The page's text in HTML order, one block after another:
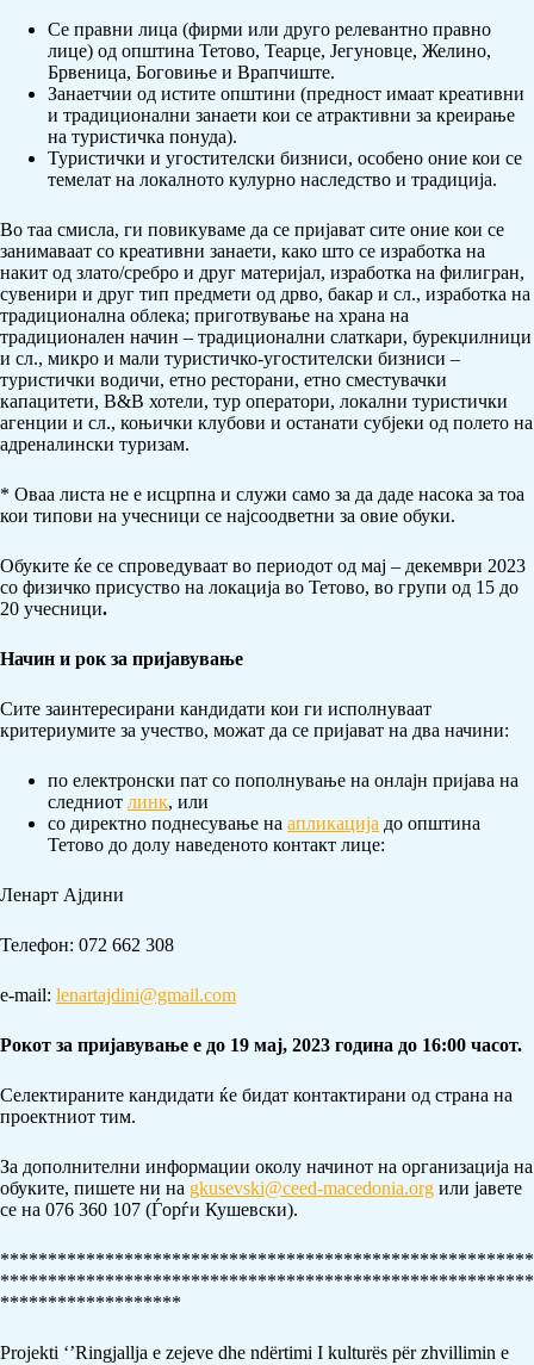
Се правни лица (фирми или друго релевантно правно
лице) од општина Тетово, Теарце, Јегуновце, Желино,
Брвеница, Боговиње и Врапчиште.
Занаетчии од истите општини (предност имаат креативни
и традиционални занаети кои се атрактивни за креирање
на туристичка понуда).
Туристички и угостителски бизниси, особено оние кои се
темелат на локалното кулурно наследство и традиција.
Во таа смисла, ги повикуваме да се пријават сите оние кои се
занимаваат со креативни занаети, како што се изработка на
накит од злато/сребро и друг материјал, изработка на филигран,
сувенири и друг тип предмети од дрво, бакар и сл., изработка на
традиционална облека; приготвување на храна на
традиционален начин – традиционални слаткари, бурекџилници
и сл., микро и мали туристичко-угостителски бизниси –
туристички водичи, етно ресторани, етно сместувачки
капацитети, B&B хотели, тур оператори, локални туристички
агенции и сл., коњички клубови и останати субјеки од полето на
адреналински туризам.
* Оваа листа не е исцрпна и служи само за да даде насока за тоа
кои типови на учесници се најсоодветни за овие обуки.
Обуките ќе се спроведуваат во периодот од мај – декември 2023
со физичко присуство на локација во Тетово, во групи од 15 до
20 учесници.
Начин и рок за пријавување
Сите заинтересирани кандидати кои ги исполнуваат
критериумите за учество, можат да се пријават на два начини:
по електронски пат со пополнување на онлајн пријава на
следниот линк, или
со директно поднесување на апликација до општина
Тетово до долу наведеното контакт лице:
Ленарт Ајдини
Телефон: 072 662 308
e-mail: lenartajdini@gmail.com
Рокот за пријавување е до 19 мај, 2023 година до 16:00 часот.
Селектираните кандидати ќе бидат контактирани од страна на
проектниот тим.
За дополнителни информации околу начинот на организација на
обуките, пишете ни на gkusevski@ceed-macedonia.org или јавете
се на 076 360 107 (Ѓорѓи Кушевски).
********************************************************
********************************************************
*******************
Projekti ‘’Ringjallja e zejeve dhe ndërtimi I kulturës për zhvillimin e